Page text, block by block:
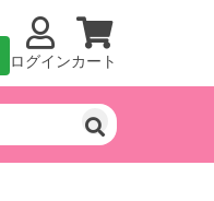
ログインカート